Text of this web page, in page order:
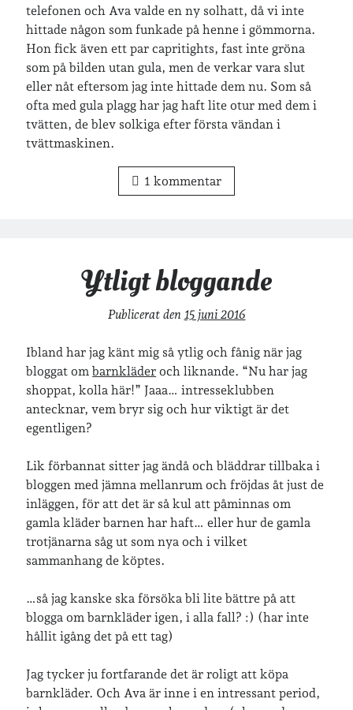
Arkiv
Arkiv
Just nu läser jag
Jag bokförmin läsning på Goodreads.
Geocaching
barn barnkläder bibliotekslån
telefonen och Ava valde en ny solhatt, då vi inte
hittade någon som funkade på henne i gömmorna.
Hon fick även ett par capritights, fast inte gröna
som på bilden utan gula, men de verkar vara slut
eller nåt eftersom jag inte hittade dem nu. Som så
ofta med gula plagg har jag haft lite otur med dem i
tvätten, de blev solkiga efter första vändan i
tvättmaskinen.
1 kommentar
Ytligt bloggande
Publicerat den 15 juni 2016
Ibland har jag känt mig så ytlig och fånig när jag
bloggat ombarnkläder och liknande. “Nu har jag
shoppat, kolla här!” Jaaa… intresseklubben
antecknar, vem bryr sig och hur viktigt är det
egentligen?
Lik förbannat sitter jag ändå och bläddrar tillbaka i
bloggen med jämna mellanrum och fröjdas åt just de
inläggen, för att det är så kul att påminnas om
gamla kläder barnen har haft… eller hur de gamla
trotjänarna såg ut som nya och i vilket
sammanhang de köptes.
…så jag kanske ska försöka bli lite bättre på att
blogga om barnkläder igen, i alla fall? :) (har inte
hållit igång det på ett tag)
Jag tycker ju fortfarande det är roligt att köpa
barnkläder. Och Ava är inne i en intressant period,